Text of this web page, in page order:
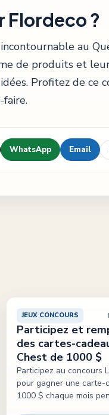
Flordeco ?
au
de produits et
Profitez de ce
faire.
WhatsApp Email
JEUX CONCOURS
Participez et
des cartes-
Chest de 1000 $
Participez au concours
pour gagner une carte-
1000 $ chaque mois